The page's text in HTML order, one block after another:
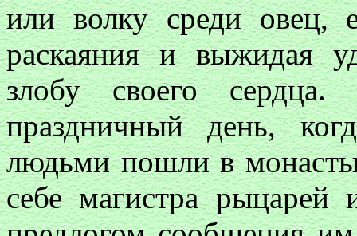
или волку среди овец,
раскаяния и выжидая
злобу своего
праздничный день,
людьми пошли в
себе магистра